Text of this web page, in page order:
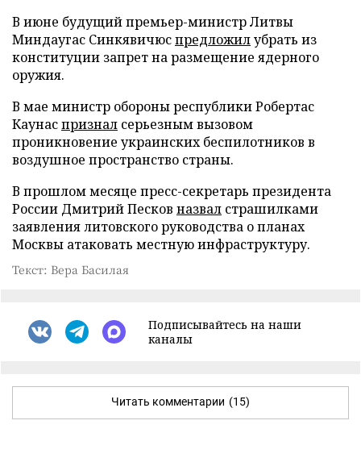
В июне будущий премьер-министр Литвы
Миндаугас Синкявичюспредложилубрать из
конституции запрет на размещение ядерного
оружия.
В мае министр обороны республики Робертас
Каунаспризнал серьезным вызовом
проникновение украинских беспилотников в
воздушное пространство страны.
В прошлом месяце пресс-секретарь президента
России Дмитрий Песков назвал страшилками
заявления литовского руководства о планах
Москвы атаковать местную инфраструктуру.
Текст: Вера Басилая
Подписывайтесь на наши
каналы
Читать комментарии (15)